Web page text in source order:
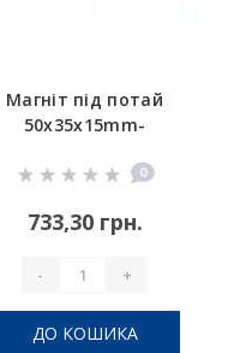
Магніт під потай
50x35x15mm-
отвер.
0
733,30 грн.
- +
ДО КОШИКА